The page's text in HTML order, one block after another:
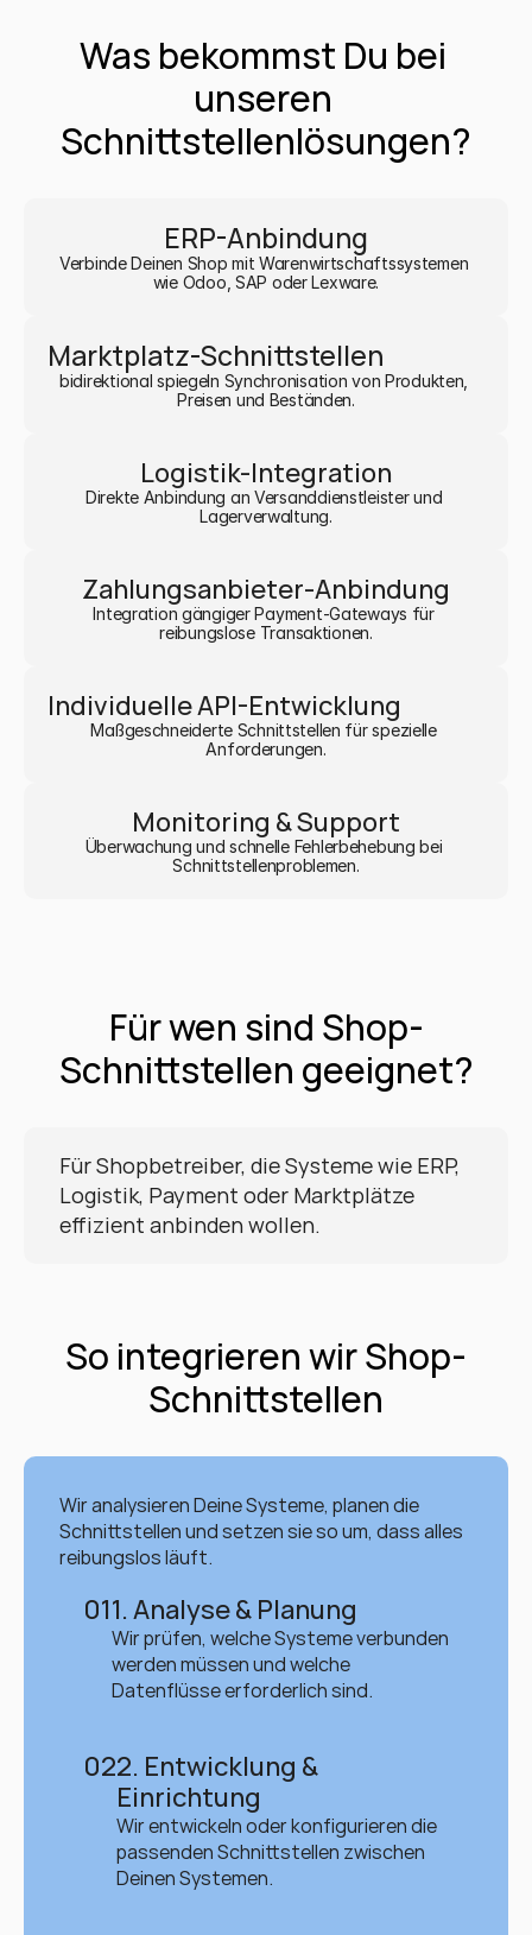
Was bekommst Du bei
unseren
Schnittstellenlösungen?
ERP-Anbindung
Verbinde Deinen Shop mit Warenwirtschaftssystemen
wie Odoo, SAP oder Lexware.
Marktplatz-Schnittstellen
bidirektional spiegeln Synchronisation von Produkten,
Preisen und Beständen.
Logistik-Integration
Direkte Anbindung an Versanddienstleister und
Lagerverwaltung.
Zahlungsanbieter-Anbindung
Integration gängiger Payment-Gateways für
reibungslose Transaktionen.
Individuelle API-Entwicklung
Maßgeschneiderte Schnittstellen für spezielle
Anforderungen.
Monitoring & Support
Überwachung und schnelle Fehlerbehebung bei
Schnittstellenproblemen.
Für wen sind Shop-
Schnittstellen geeignet?
Für Shopbetreiber, die Systeme wie ERP,
Logistik, Payment oder Marktplätze
effizient anbinden wollen.
So integrieren wir Shop-
Schnittstellen
Wir analysieren Deine Systeme, planen die
Schnittstellen und setzen sie so um, dass alles
reibungslos läuft.
011. Analyse & Planung
Wir prüfen, welche Systeme verbunden
werden müssen und welche
Datenflüsse erforderlich sind.
022. Entwicklung &
Einrichtung
Wir entwickeln oder konfigurieren die
passenden Schnittstellen zwischen
Deinen Systemen.